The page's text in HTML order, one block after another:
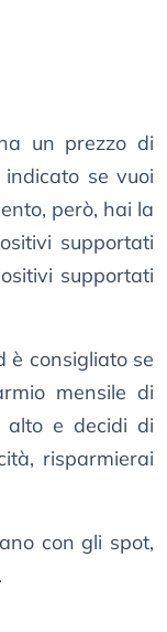
un prezzo di
se vuoi
però, hai la
supportati
supportati
è consigliato se
mensile di
e decidi di
risparmierai
con gli spot,